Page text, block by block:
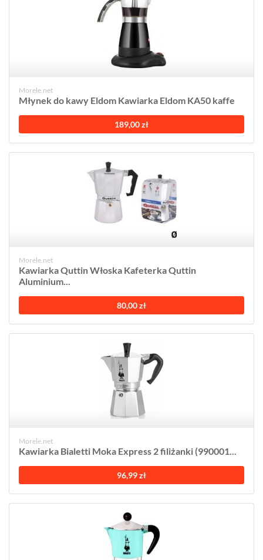
Morele.net
Młynek do kawy Eldom Kawiarka Eldom KA50 kaffe
189,00 zł
Morele.net
Kawiarka Quttin Włoska Kafeterka Quttin
Aluminium...
80,00 zł
Morele.net
Kawiarka Bialetti Moka Express 2 filiżanki (990001...
96,99 zł